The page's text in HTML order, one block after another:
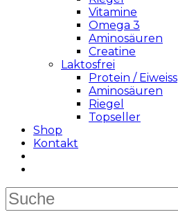
Vitamine
Omega 3
Aminosäuren
Creatine
Laktosfrei
Protein / Eiweiss
Aminosäuren
Riegel
Topseller
Shop
Kontakt